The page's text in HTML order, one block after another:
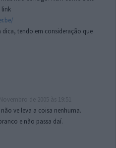
link
dica, tendo em consideração que
ve leva a coisa nenhuma.
e não passa daí.